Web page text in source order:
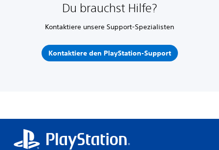
Du brauchst Hilfe?
Kontaktiere unsere Support-Spezialisten
Kontaktiere den PlayStation-Support